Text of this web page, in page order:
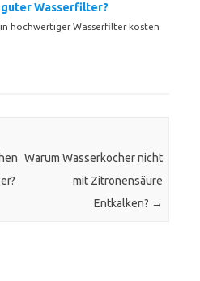
Wasserfilter?
hochwertiger Wasserfilter kosten
Warum Wasserkocher nicht
mit Zitronensäure
Entkalken? →